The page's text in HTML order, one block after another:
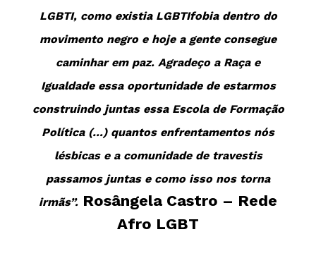
LGBTI, como existia LGBTIfobia dentro do
movimento negro e hoje a gente consegue
caminhar em paz. Agradeço a Raça e
Igualdade essa oportunidade de estarmos
construindo juntas essa Escola de Formação
Política (…) quantos enfrentamentos nós
lésbicas e a comunidade de travestis
passamos juntas e como isso nos torna
irmãs”. Rosângela Castro – Rede
Afro LGBT